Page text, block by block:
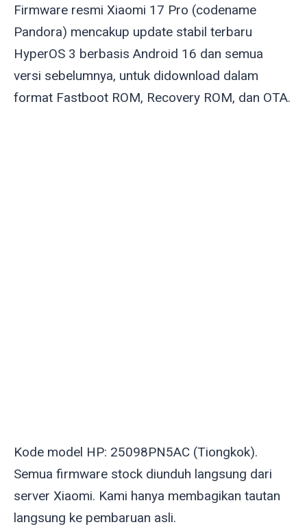
Firmware resmi Xiaomi 17 Pro (codename
Pandora) mencakup update stabil terbaru
HyperOS 3 berbasis Android 16 dan semua
versi sebelumnya, untuk didownload dalam
format Fastboot ROM, Recovery ROM, dan OTA.
Kode model HP: 25098PN5AC (Tiongkok).
Semua firmware stock diunduh langsung dari
server Xiaomi. Kami hanya membagikan tautan
langsung ke pembaruan asli.